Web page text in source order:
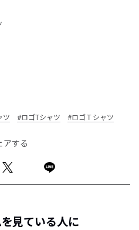
ツ #ロゴTシャツ #ロゴＴシャツ
アする
見ている人に